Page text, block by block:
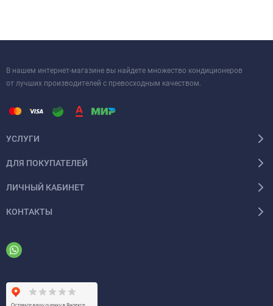
В нашем интернет-магазине вы найдете множество кондиционеров
от лучших производителей с превосходным качеством.
УСЛУГИ
ДЛЯ ПОКУПАТЕЛЕЙ
ЛИЧНЫЙ КАБИНЕТ
КОНТАКТЫ